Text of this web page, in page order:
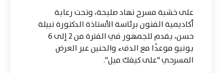
على خشبة مسرح نهاد صليحة، وتحت رعاية
أكاديمية الفنون برئاسة الأستاذة الدكتورة نبيلة
حسن، يقدم للجمهور في الفترة من 2 إلى 6
يونيو موعدًا مع الدفء والحنين عبر العرض
المسرحي "على كيفك ميل".